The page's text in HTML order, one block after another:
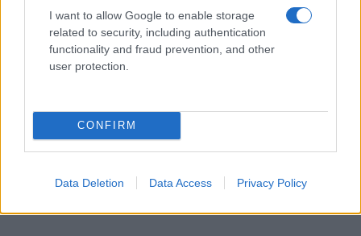
I want to allow Google to enable storage
related to security, including authentication
functionality and fraud prevention, and other
user protection.
CONFIRM
Data Deletion Data Access Privacy Policy
18η συνεχόμενη χρονιά για τον ΟΤΕ στη διεθνή σειρά
Alpha Bank: Για πρώτη φορά το Αρχαίο Θέατρο Επιδαύρου